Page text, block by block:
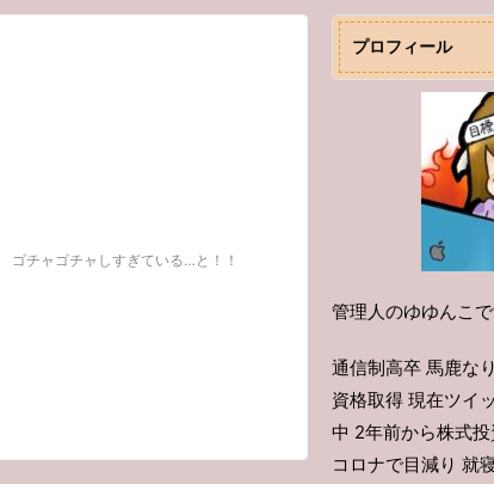
チャゴチャしすぎている…と！！
プロフィール
管理人のゆゆんこで
通信制高卒 馬鹿な
資格取得 現在ツイ
中 2年前から株式
コロナで目減り 就